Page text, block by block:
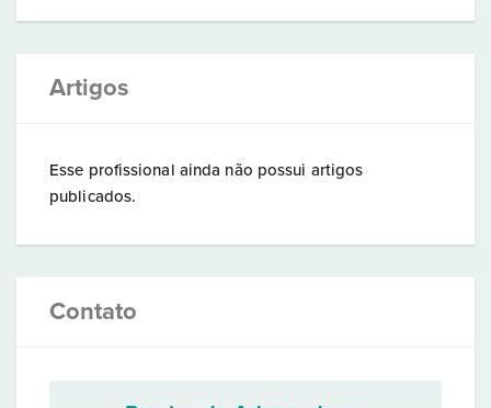
Artigos
Esse profissional ainda não possui artigos
publicados.
Contato